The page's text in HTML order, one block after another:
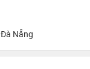
Đà Nẵng